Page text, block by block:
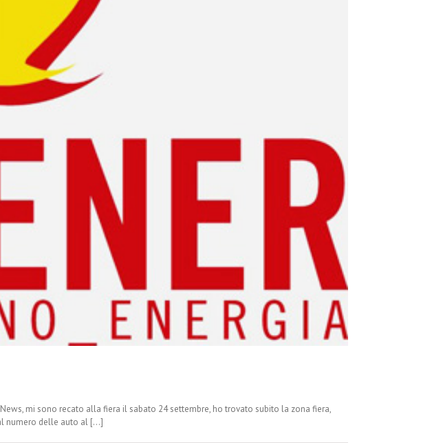
mi sono recato alla fiera il sabato 24 settembre, ho trovato subito la zona fiera,
numero delle auto al [...]